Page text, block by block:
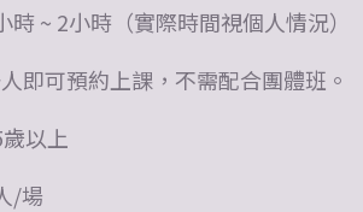
時 ~ 2小時（實際時間視個人情況）
即可預約上課，不需配合團體班。
以上
/場